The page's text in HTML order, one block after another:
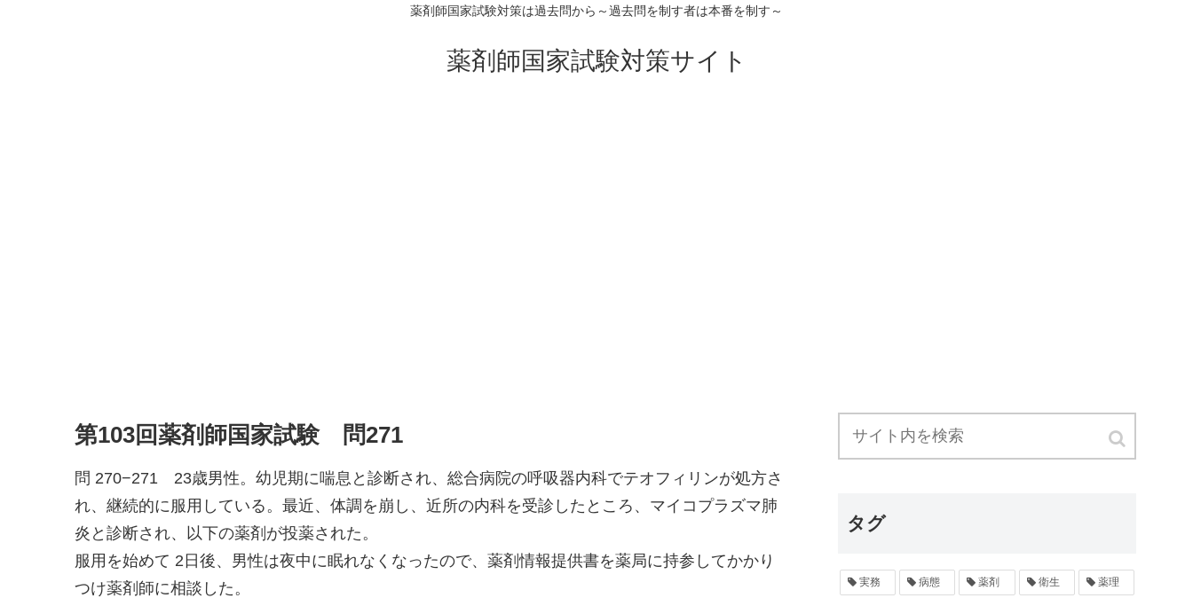
薬剤師国家試験対策は過去問から～過去問を制す者は本番を制す～
薬剤師国家試験対策サイト
第103回薬剤師国家試験 問271
問 270−271 23歳男性。幼児期に喘息と診断され、総合病院の呼吸器内科でテオフィリンが処方さ
れ、継続的に服用している。最近、体調を崩し、近所の内科を受診したところ、マイコプラズマ肺
炎と診断され、以下の薬剤が投薬された。
服用を始めて 2日後、男性は夜中に眠れなくなったので、薬剤情報提供書を薬局に持参してかかり
つけ薬剤師に相談した。
タグ
実務 病態 薬剤 衛生 薬理